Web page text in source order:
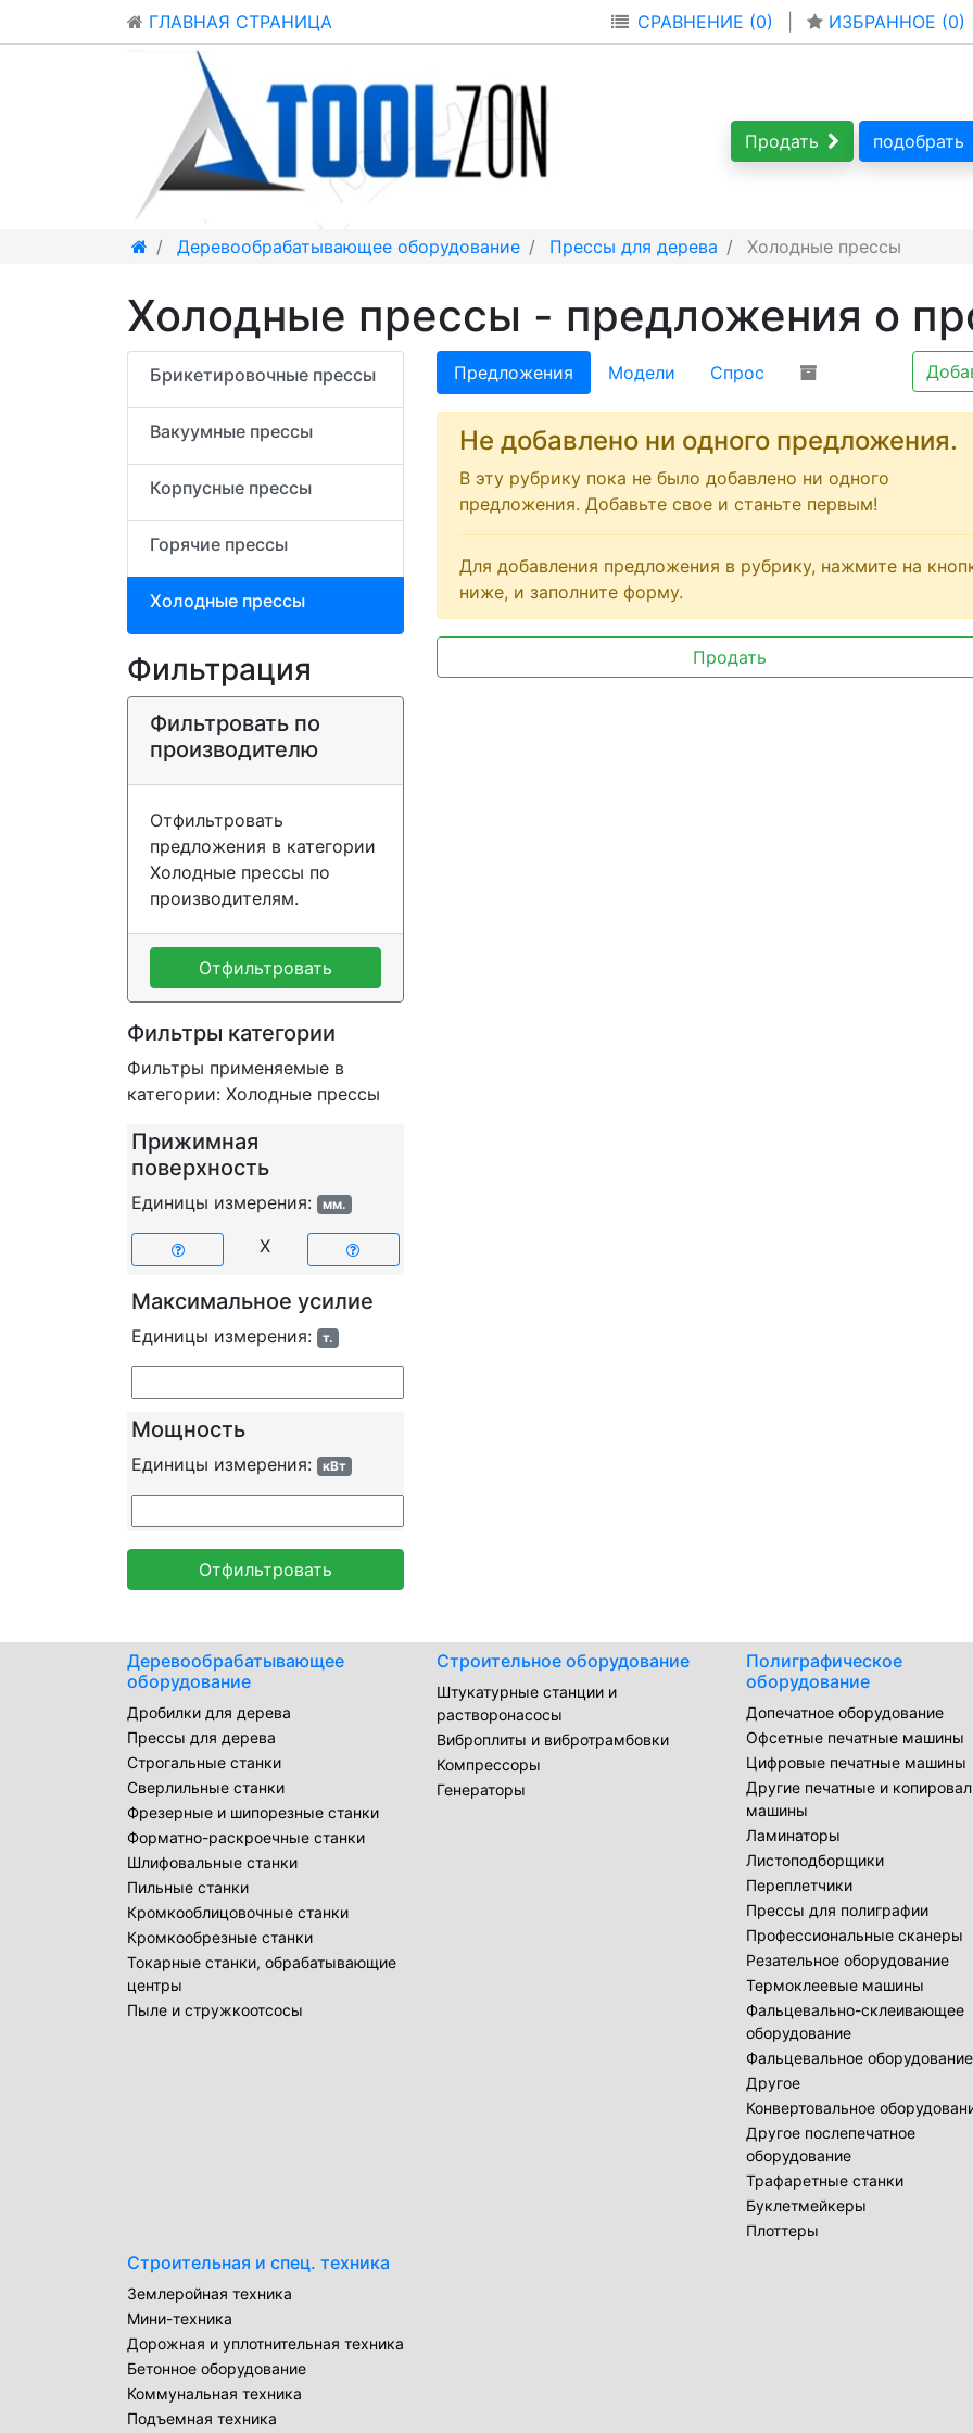
ГЛАВНАЯ СТРАНИЦА СРАВНЕНИЕ (0) ИЗБРАННОЕ (0)
Продать подобрать
Деревообрабатывающее оборудование Прессы для дерева Холодные прессы
Холодные прессы - предложения о
Брикетировочные прессы
Вакуумные прессы
Корпусные прессы
Горячие прессы
Холодные прессы
Фильтрация
Фильтровать по
производителю
Отфильтровать
предложения в категории
Холодные прессы по
производителям.
Отфильтровать
Фильтры категории
Фильтры применяемые в
категории: Холодные прессы
Прижимная
поверхность
Единицы измерения: мм.
X
Максимальное усилие
Единицы измерения: т.
Мощность
Единицы измерения: кВт
Отфильтровать
Предложения Модели Спрос
Не добавлено ни одного предложения.
В эту рубрику пока не было добавлено ни одного
предложения. Добавьте свое и станьте первым!
Для добавления предложения в рубрику, нажмите на
ниже, и заполните форму.
Продать
Деревообрабатывающее
оборудование
Дробилки для дерева
Прессы для дерева
Строгальные станки
Сверлильные станки
Фрезерные и шипорезные станки
Форматно-раскроечные станки
Шлифовальные станки
Пильные станки
Кромкооблицовочные станки
Кромкообрезные станки
Токарные станки, обрабатывающие
центры
Пыле и стружкоотсосы
Строительное оборудование
Штукатурные станции и
растворонасосы
Виброплиты и вибротрамбовки
Компрессоры
Генераторы
Полиграфическое
оборудование
Допечатное оборудование
Офсетные печатные машины
Цифровые печатные машины
Другие печатные и
машины
Ламинаторы
Листоподборщики
Переплетчики
Прессы для полиграфии
Профессиональные сканеры
Резательное оборудование
Термоклеевые машины
Фальцевально-склеивающее
оборудование
Фальцевальное оборудование
Другое
Конвертовальное
Другое послепечатное
оборудование
Трафаретные станки
Буклетмейкеры
Плоттеры
Строительная и спец. техника
Землеройная техника
Мини-техника
Дорожная и уплотнительная техника
Бетонное оборудование
Коммунальная техника
Подъемная техника